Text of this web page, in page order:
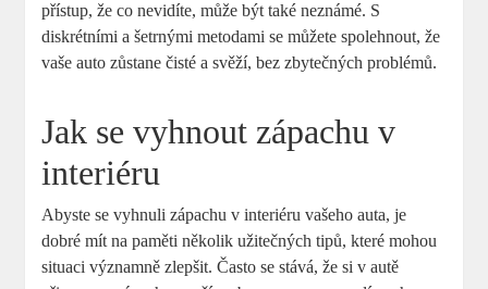
přístup, že co nevidíte, může být také neznámé. S
diskrétními a šetrnými metodami se můžete spolehnout, že
vaše auto zůstane čisté a svěží, bez zbytečných problémů.
Jak se vyhnout zápachu v
interiéru
Abyste se vyhnuli zápachu v interiéru vašeho auta, je
dobré mít na paměti několik užitečných tipů, které mohou
situaci významně zlepšit. Často se stává, že si v autě